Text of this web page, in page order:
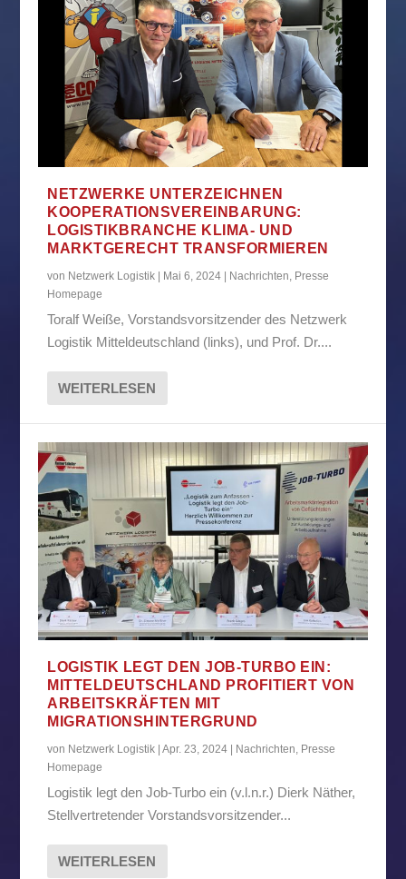
NETZWERKE UNTERZEICHNEN
KOOPERATIONSVEREINBARUNG:
LOGISTIKBRANCHE KLIMA- UND
MARKTGERECHT TRANSFORMIEREN
von Netzwerk Logistik Mai 6, 2024 Nachrichten, Presse
Homepage
Toralf Weiße, Vorstandsvorsitzender des Netzwerk
Logistik Mitteldeutschland (links), und Prof. Dr....
WEITERLESEN
LOGISTIK LEGT DEN JOB-TURBO EIN:
MITTELDEUTSCHLAND PROFITIERT VON
ARBEITSKRÄFTEN MIT
MIGRATIONSHINTERGRUND
von Netzwerk Logistik |Apr. 23, 2024 Nachrichten, Presse
Homepage
Logistik legt den Job-Turbo ein (v.l.n.r.) Dierk Näther,
Stellvertretender Vorstandsvorsitzender...
WEITERLESEN